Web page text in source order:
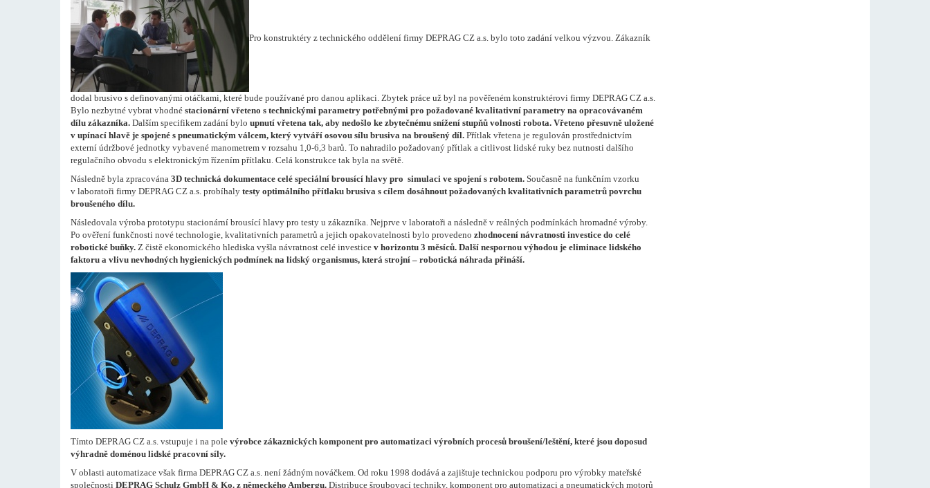
Pro konstruktéry z technického oddělení firmy DEPRAG CZ a.s. bylo toto zadání velkou výzvou. Zákazník
dodal brusivo s definovanými otáčkami, které bude používané pro danou aplikaci. Zbytek práce už byl na pověřeném konstruktérovi firmy DEPRAG CZ a.s.
Bylo nezbytné vybrat vhodné stacionární vřeteno s technickými parametry potřebnými pro požadované kvalitativní parametry na opracovávaném
dílu zákazníka. Dalším specifikem zadání bylo upnutí vřetena tak, aby nedošlo ke zbytečnému snížení stupňů volnosti robota. Vřeteno přesuvně uložené
v upínací hlavě je spojené s pneumatickým válcem, který vytváří osovou sílu brusiva na broušený díl. Přítlak vřetena je regulován prostřednictvím
externí údržbové jednotky vybavené manometrem v rozsahu 1,0-6,3 barů. To nahradilo požadovaný přítlak a citlivost lidské ruky bez nutnosti dalšího
regulačního obvodu s elektronickým řízením přítlaku. Celá konstrukce tak byla na světě.
Následně byla zpracována 3D technická dokumentace celé speciální brousící hlavy pro simulaci ve spojení s robotem. Současně na funkčním vzorku
v laboratoři firmy DEPRAG CZ a.s. probíhaly testy optimálního přítlaku brusiva s cílem dosáhnout požadovaných kvalitativních parametrů povrchu
broušeného dílu.
Následovala výroba prototypu stacionární brousící hlavy pro testy u zákazníka. Nejprve v laboratoři a následně v reálných podmínkách hromadné výroby.
Po ověření funkčnosti nové technologie, kvalitativních parametrů a jejich opakovatelnosti bylo provedeno zhodnocení návratnosti investice do celé
robotické buňky. Z čistě ekonomického hlediska vyšla návratnost celé investice v horizontu 3 měsíců. Další nespornou výhodou je eliminace lidského
faktoru a vlivu nevhodných hygienických podmínek na lidský organismus, která strojní – robotická náhrada přináší.
Tímto DEPRAG CZ a.s. vstupuje i na pole výrobce zákaznických komponent pro automatizaci výrobních procesů broušení/leštění, které jsou doposud
výhradně doménou lidské pracovní síly.
V oblasti automatizace však firma DEPRAG CZ a.s. není žádným nováčkem. Od roku 1998 dodává a zajištuje technickou podporu pro výrobky mateřské
společnosti DEPRAG Schulz GmbH & Ko. z německého Ambergu. Distribuce šroubovací techniky, komponent pro automatizaci a pneumatických motorů